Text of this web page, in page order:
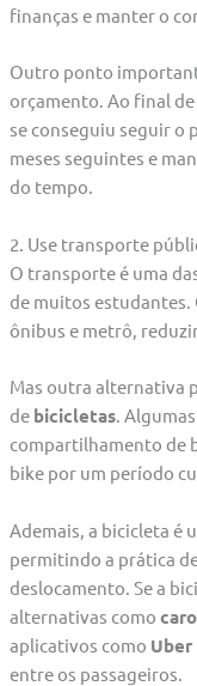
finanças e manter o
Outro ponto
orçamento. Ao final de
se conseguiu seguir o
meses seguintes e
do tempo.
2. Use transporte
O transporte é uma
de muitos
ônibus e metrô,
Mas outra alternativa
de bicicletas.
compartilhamento de
bike por um período
Ademais, a bicicleta é
permitindo a prática
deslocamento. Se a
alternativas como
aplicativos como
entre os passageiros.